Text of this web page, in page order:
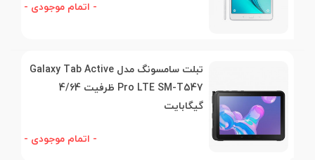
- اتمام موجودی -
تبلت سامسونگ مدل Galaxy Tab Active
Pro LTE SM-T547 ظرفیت 4/64
گیگابایت
- اتمام موجودی -